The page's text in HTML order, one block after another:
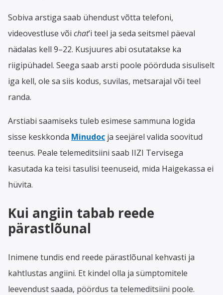
Sobiva arstiga saab ühendust võtta telefoni,
videovestluse või chat’i teel ja seda seitsmel päeval
nädalas kell 9–22. Kusjuures abi osutatakse ka
riigipühadel. Seega saab arsti poole pöörduda sisuliselt
iga kell, ole sa siis kodus, suvilas, metsarajal või teel
randa.
Arstiabi saamiseks tuleb esimese sammuna logida
sisse keskkonda Minudoc ja seejärel valida soovitud
teenus. Peale telemeditsiini saab IIZI Tervisega
kasutada ka teisi tasulisi teenuseid, mida Haigekassa ei
hüvita.
Kui angiin tabab reede
pärastlõunal
Inimene tundis end reede pärastlõunal kehvasti ja
kahtlustas angiini. Et kindel olla ja sümptomitele
leevendust saada, pöördus ta telemeditsiini poole.